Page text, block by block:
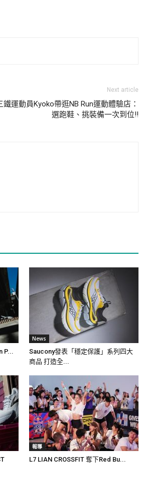
Next article
鐵運動員Kyoko帶逛NB Run運動體驗店：
選跑鞋、挑裝備一次到位!!
P...
News
Saucony發表「穩定保護」系列四大
商品 打造全...
報導
L7 LIAN CROSSFIT 奪下Red Bu...